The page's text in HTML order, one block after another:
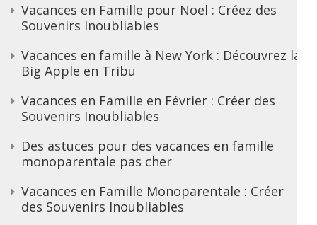
Vacances en Famille pour Noël : Créez des
Souvenirs Inoubliables
Vacances en famille à New York : Découvrez la
Big Apple en Tribu
Vacances en Famille en Février : Créer des
Souvenirs Inoubliables
Des astuces pour des vacances en famille
monoparentale pas cher
Vacances en Famille Monoparentale : Créer
des Souvenirs Inoubliables